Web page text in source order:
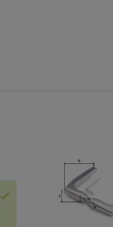
done